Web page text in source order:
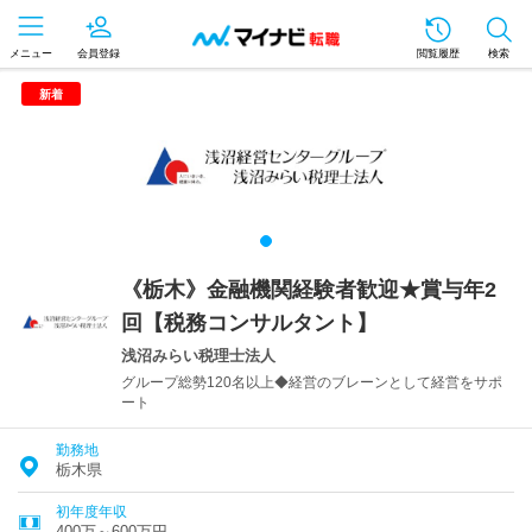
メニュー 会員登録 閲覧履歴 検索
新着
《栃木》金融機関経験者歓迎★賞与年2
回【税務コンサルタント】
浅沼みらい税理士法人
グループ総勢120名以上◆経営のブレーンとして経営をサポ
ート
勤務地
栃木県
初年度年収